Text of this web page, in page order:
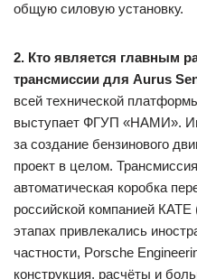
общую силовую установку.
2. Кто является главным
трансмиссии для Aurus
всей технической
выступает ФГУП «НАМИ».
за создание бензинового
проект в целом.
автоматическая коробка
российской компанией
этапах привлекались
частности, Porsche
конструкция, расчёты и